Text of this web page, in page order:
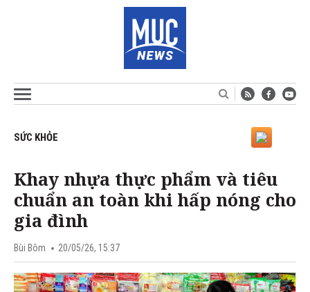
SỨC KHỎE
Khay nhựa thực phẩm và tiêu
chuẩn an toàn khi hấp nóng cho
gia đình
Bùi Bôm 20/05/26, 15:37